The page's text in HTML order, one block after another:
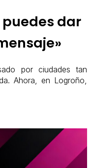
puedes dar
por ciudades tan
Ahora, en Logroño,